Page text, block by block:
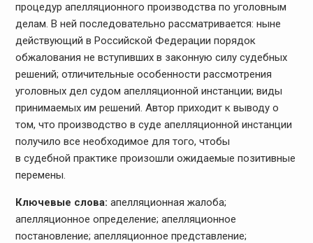
процедур апелляционного производства по уголовным
делам. В ней последовательно рассматривается: ныне
действующий в Российской Федерации порядок
обжалования не вступивших в законную силу судебных
решений; отличительные особенности рассмотрения
уголовных дел судом апелляционной инстанции; виды
принимаемых им решений. Автор приходит к выводу о
том, что производство в суде апелляционной инстанции
получило все необходимое для того, чтобы
в судебной практике произошли ожидаемые позитивные
перемены.
Ключевые слова: апелляционная жалоба;
апелляционное определение; апелляционное
постановление; апелляционное представление;